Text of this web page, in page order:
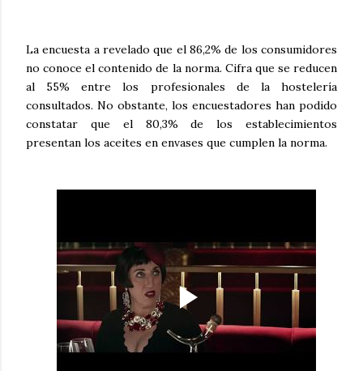
La encuesta a revelado que el 86,2% de los consumidores
no conoce el contenido de la norma. Cifra que se reducen
al 55% entre los profesionales de la hostelería
consultados. No obstante, los encuestadores han podido
constatar que el 80,3% de los establecimientos
presentan los aceites en envases que cumplen la norma.